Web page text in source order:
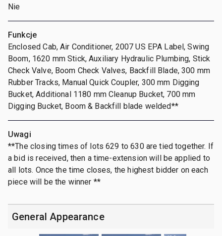
Nie
Funkcje
Enclosed Cab, Air Conditioner, 2007 US EPA Label, Swing
Boom, 1620 mm Stick, Auxiliary Hydraulic Plumbing, Stick
Check Valve, Boom Check Valves, Backfill Blade, 300 mm
Rubber Tracks, Manual Quick Coupler, 300 mm Digging
Bucket, Additional 1180 mm Cleanup Bucket, 700 mm
Digging Bucket, Boom & Backfill blade welded**
Uwagi
**The closing times of lots 629 to 630 are tied together. If
a bid is received, then a time-extension will be applied to
all lots. Once the time closes, the highest bidder on each
piece will be the winner **
General Appearance